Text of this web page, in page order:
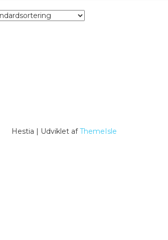
Hestia | Udviklet afThemeIsle